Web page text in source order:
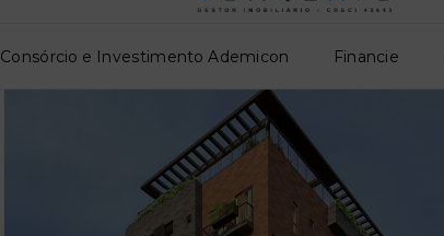
Consórcio e Investimento Ademicon Financie